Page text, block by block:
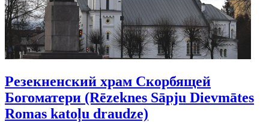
Резекненский храм Скорбящей
Богоматери (Rēzeknes Sāpju Dievmātes
Romas katoļu draudze)